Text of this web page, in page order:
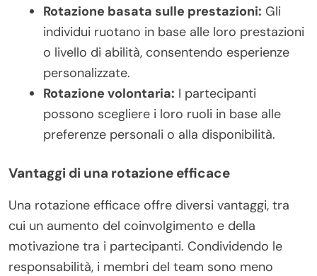
Rotazione basata sulle prestazioni: Gli
individui ruotano in base alle loro prestazioni
o livello di abilità, consentendo esperienze
personalizzate.
Rotazione volontaria: I partecipanti
possono scegliere i loro ruoli in base alle
preferenze personali o alla disponibilità.
Vantaggi di una rotazione efficace
Una rotazione efficace offre diversi vantaggi, tra
cui un aumento del coinvolgimento e della
motivazione tra i partecipanti. Condividendo le
responsabilità, i membri del team sono meno